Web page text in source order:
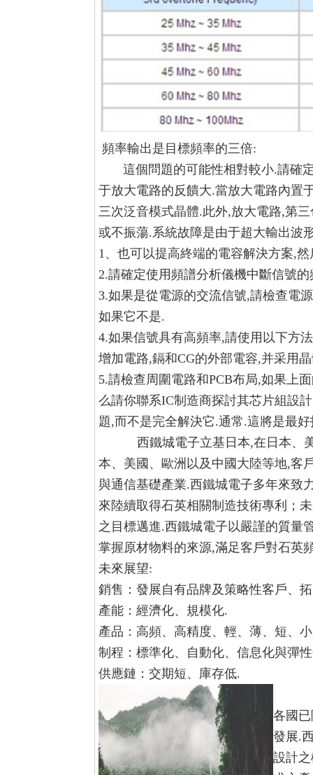
頻率輸出是目標頻率的三倍:
這個問題的可能性相對較小.請確定
于放大電路的反饋大.當放大電路內置
三次泛音模式晶體.此外,放大電路,第
或不振蕩.系統故障是由于超大輸出波
1、也可以提高終端的電容解決方案,
2.請確定使用頻譜分析儀機中斷信號
3.如果是從電源的交流信號,請檢查電
如果它不是.
4.如果信號具有高頻率,請使用以下方
增加電路,鎘和CG的外部電容,并采用
5.請檢查周圍電路和PCB布局,如果上
么請你聯系IC制造商探討其芯片組設
題,而不是完全解決它.通常.這將是最
西鐵城電子立基日本,在日本、
本、美國、歐洲以及中國大陸等地,客
與通信基礎產業.西鐵城電子多年來致
來陸續取得石英相關制造技術專利；
之目標邁進.西鐵城電子以嚴謹的質量
掌握原材物料的來源,滿足客戶對石英
未來展望:
銷售：發展自有品牌及策略性客戶、
產能：經濟化、規模化.
產品：高頻、高精度、輕、薄、短、
制程：標準化、自動化、信息化與彈
供應鏈：交期短、庫存低.
各國
發展.
設計